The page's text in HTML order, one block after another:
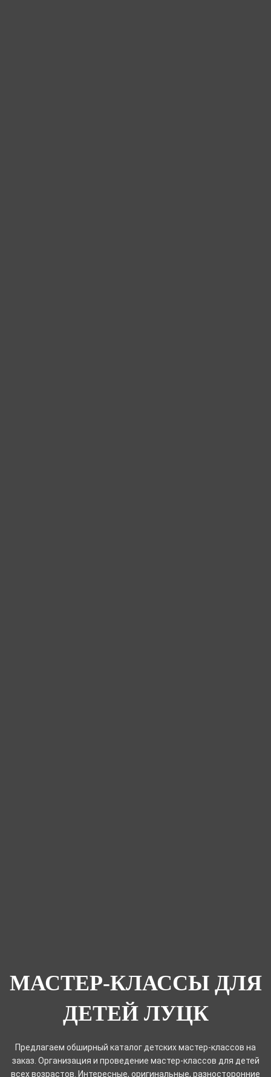
МАСТЕР-КЛАССЫ ДЛЯ
ДЕТЕЙ ЛУЦК
Предлагаем обширный каталог детских мастер-классов на
заказ. Организация и проведение мастер-классов для детей
всех возрастов. Интересные, оригинальные, разносторонние